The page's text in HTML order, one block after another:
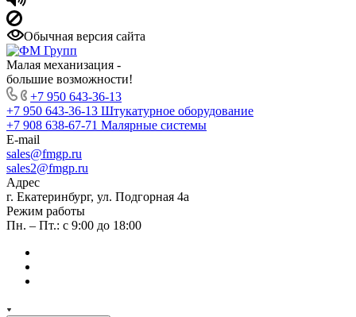
Обычная версия сайта
Малая механизация -
большие возможности!
+7 950 643-36-13
+7 950 643-36-13 Штукатурное оборудование
+7 908 638-67-71 Малярные системы
E-mail
sales@fmgp.ru
sales2@fmgp.ru
Адрес
г. Екатеринбург, ул. Подгорная 4а
Режим работы
Пн. – Пт.: с 9:00 до 18:00